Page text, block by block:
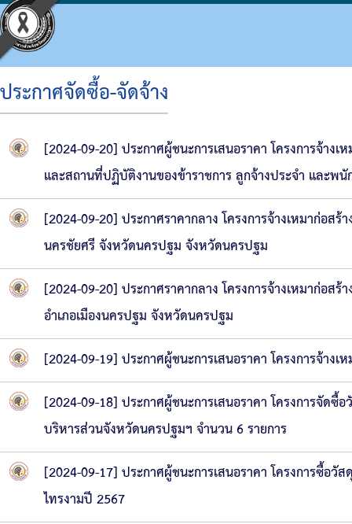
ข้อมูลพื้นฐาน
วิสัยทัศน์
อำนาจหน้าที่
โครงสร้างผู้บริหาร
โครงสร้างฝ่ายการเมือง
โครงสร้างส่วนราชการ
โครงสร้างโรงพยาบาลส่งเสริมสุขภาพตำบลใน
โครงสร้างการบริหารงาน
แผนพัฒนาท้องถิ่น
แผนดำเนินงาน
ผลการดำเนินงาน
รายงานติดตามผลการดำเนินการประจำปี รอบ
รายงานติดตามผลการดำเนินการประจำปี
เงินสะสม
ความก้าวหน้าในการดำเนินงานตามแผนการด
รายงานความก้าวหน้าการจัดซื้อจัดจ้างหรือกา
สรุปผลการจัดซื้อจัดจ้างหรือการจัดหาพัสดุราย
รายงานผลการจัดซื้อจัดจ้างหรือการจัดหาพัสดุ
แผนการบริหารและพัฒนาบุคคล
รายงานผลการบริหารและพัฒนาทรัพยากรบุค
หลักเกณฑ์การบริหารทรัพยากรบุคคล
ข่าวประชาสัมพันธ์
ประชาสัมพันธ์สภา
มติที่ประชุมสภา
รายงานการประชุมสภา
ประกาศจัดซื้อจัดจ้าง
สรุปผลการจัดซื้อจัดจ้าง
หนังสือราชการ
ข่าวประชาสัมพันธ์เพื่อเสริมสร้างคุณธรรมและ
สถิติข้อมูลการให้บริการประชาชน
แนวทางปฏิบัติเรื่องร้องเรียน
ประกาศเจตนารมณ์ นโยบาย No Gift Policy
แผนปฏิบัติการป้องกันการทุจริต
มาตรการส่งเสริมคุณธรรมและความโปร่งใสภ
รายงานผลการดำเนินการเพื่อส่งเสริมคุณธรร
รายงานผลการดำเนินการป้องกันการทุจริต
ประกาศจัดซื้อ-จัดจ้าง
[2024-09-20] ประกาศผู้ชนะการเสนอราคา โครงการจ้า
และสถานที่ปฏิบัติงานของข้าราชการ ลูกจ้างประจำ และพ
[2024-09-20] ประกาศราคากลาง โครงการจ้างเหมาก่อ
นครชัยศรี จังหวัดนครปฐม จังหวัดนครปฐม
[2024-09-20] ประกาศราคากลาง โครงการจ้างเหมาก่
อำเภอเมืองนครปฐม จังหวัดนครปฐม
[2024-09-19] ประกาศผู้ชนะการเสนอราคา โครงการจ้า
[2024-09-18] ประกาศผู้ชนะการเสนอราคา โครงการจัด
บริหารส่วนจังหวัดนครปฐมฯ จำนวน 6 รายการ
[2024-09-17] ประกาศผู้ชนะการเสนอราคา โครงการซื้อ
ไทรงามปี 2567